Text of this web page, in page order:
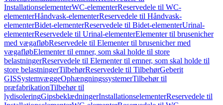
InstallationselementerWC-elementerReservedele til WC-
elementerHåndvask-elementerReservedele til Håndvask-
elementerBidet-elementerReservedele til Bidet-elementerUrinal-
elementerReservedele til Urinal-elementerElementer til brusenicher
med vægafløbReservedele til Elementer til brusenicher med
vægafløbElementer til emner, som skal holde til store
belastningerReservedele til Elementer til emner, som skal holde til
store belastningerTilbehørReservedele til TilbehørGeberit
GISSystemvæggeOphængningssystemerTilbehør til
præfabrikationTilbehør til
lydisoleringGipsbeklædningerInstallationselementerReservedele til